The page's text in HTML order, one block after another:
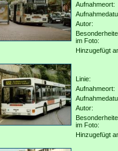
Aufnahmeort:
Autor:
im Foto:
Hinzugefügt
Linie:
Aufnahmeort:
Autor:
im Foto:
Hinzugefügt